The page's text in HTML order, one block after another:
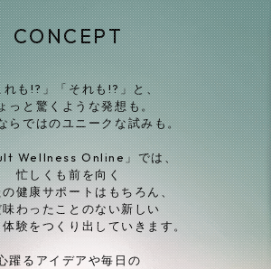
CONCEPT
れも!?」「それも!?」と、
っと驚くような発想も。
らではのユニークな試みも。
Wellness Online」では、
忙しくも前を向く
健康サポートはもちろん、
味わったことのない新しい
体験をつくり出していきます。
躍るアイデアや毎日の